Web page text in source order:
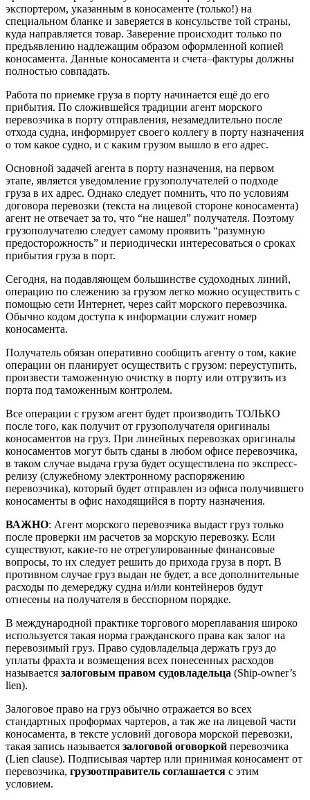
экспортером, указанным в коносаменте (только!) на
специальном бланке и заверяется в консульстве той страны,
куда направляется товар. Заверение происходит только по
предъявлению надлежащим образом оформленной копией
коносамента. Данные коносамента и счета–фактуры должны
полностью совпадать.
Работа по приемке груза в порту начинается ещё до его
прибытия. По сложившейся традиции агент морского
перевозчика в порту отправления, незамедлительно после
отхода судна, информирует своего коллегу в порту назначения
о том какое судно, и с каким грузом вышло в его адрес.
Основной задачей агента в порту назначения, на первом
этапе, является уведомление грузополучателей о подходе
груза в их адрес. Однако следует помнить, что по условиям
договора перевозки (текста на лицевой стороне коносамента)
агент не отвечает за то, что “не нашел” получателя. Поэтому
грузополучателю следует самому проявить “разумную
предосторожность” и периодически интересоваться о сроках
прибытия груза в порт.
Сегодня, на подавляющем большинстве судоходных линий,
операцию по слежению за грузом легко можно осуществить с
помощью сети Интернет, через сайт морского перевозчика.
Обычно кодом доступа к информации служит номер
коносамента.
Получатель обязан оперативно сообщить агенту о том, какие
операции он планирует осуществить с грузом: переуступить,
произвести таможенную очистку в порту или отгрузить из
порта под таможенным контролем.
Все операции с грузом агент будет производить ТОЛЬКО
после того, как получит от грузополучателя оригиналы
коносаментов на груз. При линейных перевозках оригиналы
коносаментов могут быть сданы в любом офисе перевозчика,
в таком случае выдача груза будет осуществлена по экспресс-
релизу (служебному электронному распоряжению
перевозчика), который будет отправлен из офиса получившего
коносаменты в офис находящийся в порту назначения.
ВАЖНО: Агент морского перевозчика выдаст груз только
после проверки им расчетов за морскую перевозку. Если
существуют, какие-то не отрегулированные финансовые
вопросы, то их следует решить до прихода груза в порт. В
противном случае груз выдан не будет, а все дополнительные
расходы по демереджу судна и/или контейнеров будут
отнесены на получателя в бесспорном порядке.
В международной практике торгового мореплавания широко
используется такая норма гражданского права как залог на
перевозимый груз. Право судовладельца держать груз до
уплаты фрахта и возмещения всех понесенных расходов
называется залоговым правом судовладельца (Ship-owner’s
lien).
Залоговое право на груз обычно отражается во всех
стандартных проформах чартеров, а так же на лицевой части
коносамента, в тексте условий договора морской перевозки,
такая запись называется залоговой оговоркой перевозчика
(Lien clause). Подписывая чартер или принимая коносамент от
перевозчика, грузоотправитель соглашается с этим
условием.